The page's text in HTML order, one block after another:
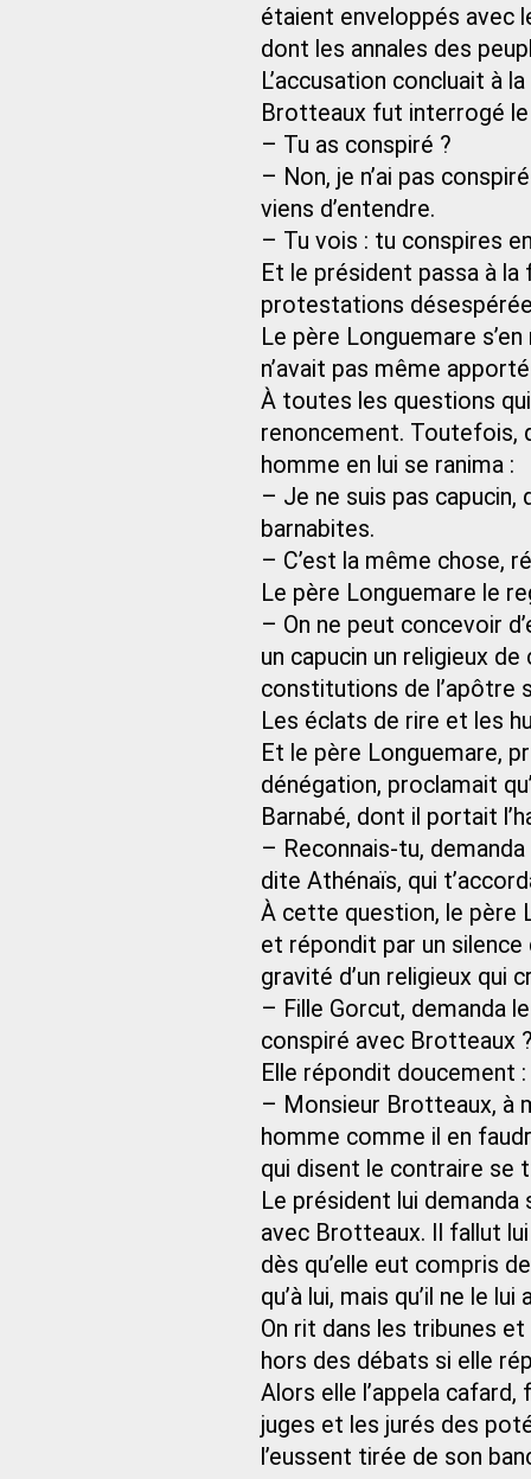
étaient enveloppés avec
dont les annales des
L’accusation concluait à
Brotteaux fut interrogé
– Tu as conspiré ?
– Non, je n’ai pas
viens d’entendre.
– Tu vois : tu conspires
Et le président passa à
protestations
Le père Longuemare
n’avait pas même
À toutes les questions
renoncement. Toutefois,
homme en lui se ranima :
– Je ne suis pas capucin,
barnabites.
– C’est la même chose,
Le père Longuemare le
– On ne peut concevoir
un capucin un religieux
constitutions de l’apôtre
Les éclats de rire et les
Et le père Longuemare,
dénégation, proclamait
Barnabé, dont il portait
– Reconnais-tu,
dite Athénaïs, qui
À cette question, le père
et répondit par un silence
gravité d’un religieux qui
– Fille Gorcut, demanda
conspiré avec Brotteaux
Elle répondit doucement :
– Monsieur Brotteaux, à
homme comme il en
qui disent le contraire se
Le président lui
avec Brotteaux. Il fallut lui
dès qu’elle eut compris
qu’à lui, mais qu’il ne le
On rit dans les tribunes
hors des débats si elle
Alors elle l’appela
juges et les jurés des
l’eussent tirée de son